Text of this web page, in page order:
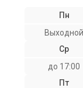
Пн
Выходной
Ср
до 17:00
Пт